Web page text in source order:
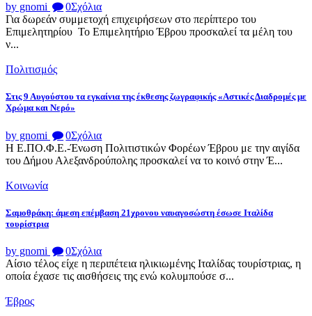
by gnomi 0Σχόλια
Για δωρεάν συμμετοχή επιχειρήσεων στο περίπτερο του
Επιμελητηρίου Το Επιμελητήριο Έβρου προσκαλεί τα μέλη του
ν...
Πολιτισμός
Στις 9 Αυγούστου τα εγκαίνια της έκθεσης ζωγραφικής «Αστικές Διαδρομές με
Χρώμα και Νερό»
by gnomi 0Σχόλια
Η Ε.ΠΟ.Φ.Ε.-Ένωση Πολιτιστικών Φορέων Έβρου με την αιγίδα
του Δήμου Αλεξανδρούπολης προσκαλεί να το κοινό στην Έ...
Κοινωνία
Σαμοθράκη: άμεση επέμβαση 21χρονου ναυαγοσώστη έσωσε Ιταλίδα
τουρίστρια
by gnomi 0Σχόλια
Αίσιο τέλος είχε η περιπέτεια ηλικιωμένης Ιταλίδας τουρίστριας, η
οποία έχασε τις αισθήσεις της ενώ κολυμπούσε σ...
Έβρος